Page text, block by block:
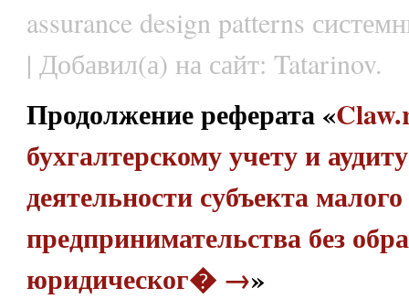
assurance design patterns
| Добавил(а) на сайт: Tatarinov.
Продолжение реферата «
бухгалтерскому учету и
деятельности субъекта малого
предпринимательства без
юридическог� →»